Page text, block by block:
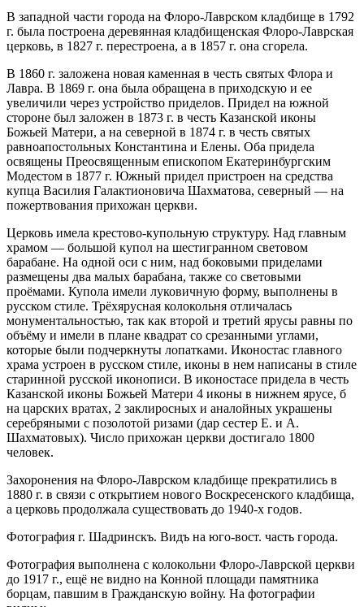
В западной части города на Флоро-Лаврском кладбище в 1792
г. была построена деревянная кладбищенская Флоро-Лаврская
церковь, в 1827 г. перестроена, а в 1857 г. она сгорела.
В 1860 г. заложена новая каменная в честь святых Флора и
Лавра. В 1869 г. она была обращена в приходскую и ее
увеличили через устройство приделов. Придел на южной
стороне был заложен в 1873 г. в честь Казанской иконы
Божьей Матери, а на северной в 1874 г. в честь святых
равноапостольных Константина и Елены. Оба придела
освящены Преосвященным епископом Екатеринбургским
Модестом в 1877 г. Южный придел пристроен на средства
купца Василия Галактионовича Шахматова, северный — на
пожертвования прихожан церкви.
Церковь имела крестово-купольную структуру. Над главным
храмом — большой купол на шестигранном световом
барабане. На одной оси с ним, над боковыми приделами
размещены два малых барабана, также со световыми
проёмами. Купола имели луковичную форму, выполнены в
русском стиле. Трёхярусная колокольня отличалась
монументальностью, так как второй и третий ярусы равны по
объёму и имели в плане квадрат со срезанными углами,
которые были подчеркнуты лопатками. Иконостас главного
храма устроен в русском стиле, иконы в нем написаны в стиле
старинной русской иконописи. В иконостасе придела в честь
Казанской иконы Божьей Матери 4 иконы в нижнем ярусе, б
на царских вратах, 2 заклиросных и аналойных украшены
серебряными с позолотой ризами (дар сестер Е. и А.
Шахматовых). Число прихожан церкви достигало 1800
человек.
Захоронения на Флоро-Лаврском кладбище прекратились в
1880 г. в связи с открытием нового Воскресенского кладбища,
а церковь продолжала существовать до 1940-х годов.
Фотография г. Шадринскъ. Видъ на юго-вост. часть города.
Фотография выполнена с колокольни Флоро-Лаврской церкви
до 1917 г., ещё не видно на Конной площади памятника
борцам, павшим в Гражданскую войну. На фотографии